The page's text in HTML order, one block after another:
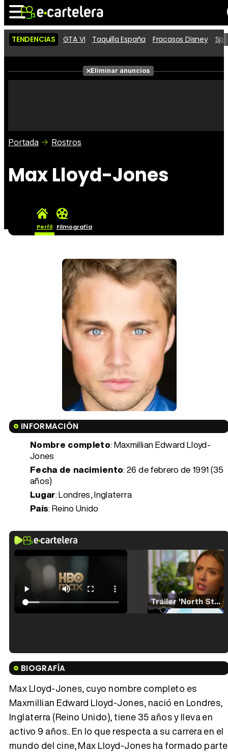
Noticias Cartelera
Películas
Críticas
TENDENCIAS GTA VI Taquilla España Fracasos Disney
Eliminar anuncios
Portada Rostros
Max Lloyd-Jones
Perfil Filmografía
INFORMACIÓN
Nombre completo: Maxmillian Edward Lloyd-
Jones
Fecha de nacimiento:26 de febrero de 1991 (35
años)
Lugar: Londres, Inglaterra
País: Reino Unido
Tráiler 'North Star' (2023)
Tráiler en español de 'La isla olvidada'
BIOGRAFÍA
Max Lloyd-Jones, cuyo nombre completo es
Maxmillian Edward Lloyd-Jones, nació en Londres,
Inglaterra (Reino Unido), tiene 35 años y lleva en
activo 9 años.. En lo que respecta a su carrera en el
mundo del cine, Max Lloyd-Jones ha formado parte